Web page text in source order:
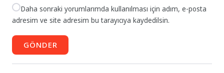
Daha sonraki yorumlarımda kullanılması için adım, e-posta
adresim ve site adresim bu tarayıcıya kaydedilsin.
GÖNDER